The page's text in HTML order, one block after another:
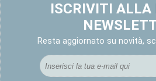
ISCRIVITI ALLA
Resta aggiornato su novità,